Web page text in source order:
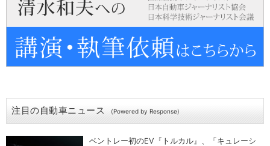
注目の自動車ニュース (Powered by Response)
ベントレー初のEV『トルカル』、「キュレーシ